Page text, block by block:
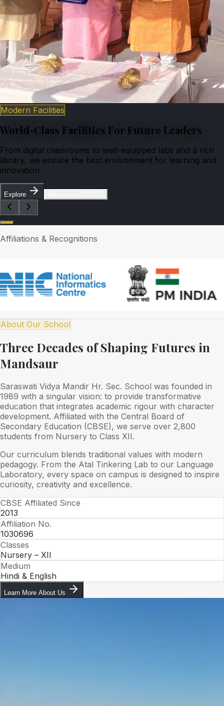
Modern Facilities
World-Class Facilities For Future Leaders
From digital classrooms to well-equipped labs and a rich
library, we ensure the best environment for learning and
innovation.
Explore
Affiliations & Recognitions
About Our School
Three Decades of Shaping Futures in
Mandsaur
Saraswati Vidya Mandir Hr. Sec. School was founded in
1989 with a singular vision: to provide transformative
education that integrates academic rigour with character
development. Affiliated with the Central Board of
Secondary Education (CBSE), we serve over 2,800
students from Nursery to Class XII.
Our curriculum blends traditional values with modern
pedagogy. From the Atal Tinkering Lab to our Language
Laboratory, every space on campus is designed to inspire
curiosity, creativity and excellence.
CBSE Affiliated Since
2013
Affiliation No.
1030696
Classes
Nursery – XII
Medium
Hindi & English
Learn More About Us